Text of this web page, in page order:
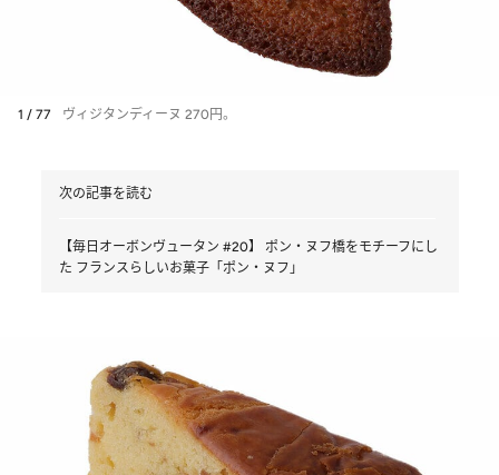
1 / 77 ヴィジタンディーヌ 270円。
次の記事を読む
【毎日オーボンヴュータン #20】 ポン・ヌフ橋をモチーフにし
た フランスらしいお菓子「ポン・ヌフ」